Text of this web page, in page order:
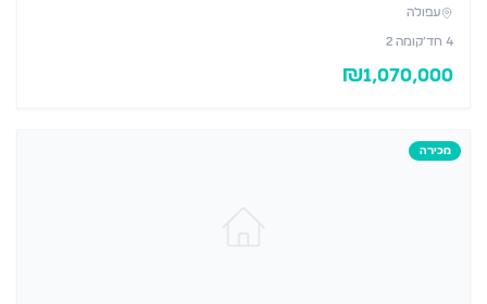
עפולה
4 חד׳קומה 2
₪1,070,000
מכירה